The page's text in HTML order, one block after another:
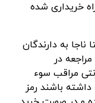
خریداری شده
به دارندگان
در
مراقب سوء
باشند رمز